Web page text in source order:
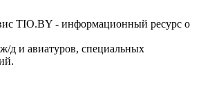
TIO.BY - информационный ресурс о
д и авиатуров, специальных